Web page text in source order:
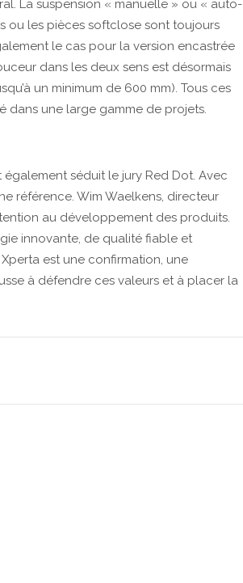
La suspension « manuelle » ou « auto-
ou les pièces softclose sont toujours
le cas pour la version encastrée
dans les deux sens est désormais
un minimum de 600 mm). Tous ces
dans une large gamme de projets.
également séduit le jury Red Dot. Avec
référence. Wim Waelkens, directeur
au développement des produits.
innovante, de qualité fiable et
est une confirmation, une
à défendre ces valeurs et à placer la